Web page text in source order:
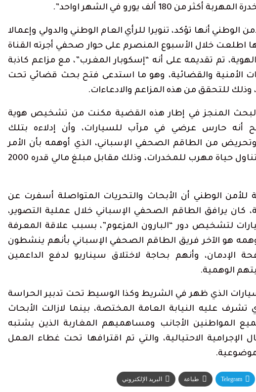
180 ألف يورو في الشهر اواحد”.
الوطني أنها تؤكد، تنويرا للرأي العام الوطني والدولي وإعمالا
اطلعت خلال الأسبوع المنصرم على حوار صحفي أجرته القناة
تم تقديمه على أنه “إسكوبار المغرب”، مع مزاعم كاذبة
الأمنية والقضائية، وهو ما استدعى فتح بحث قضائي تحت
وذلك للتحقق من هذه المزاعم والادعاءات.
البحث المنجز في إطار هذه القضية مكنت من تشخيص هوية
أنه حارس عرضي في مرآب للسيارات، وأن إدلاءه بتلك
وتحريض من الطاقم الصحفي الإسباني، الذي أوهمه بأن الأمر
يتعلق بتصوير فيلم سينمائي يتناول حياة مهرب للمخدرات، وذلك مقابل مبلغ مالي قدره 2000
للأمن الوطني أن الأبحاث والتحريات المتواصلة أسفرت عن
يرافق الطاقم الصحفي الإسباني خلال عملية التصوير،
لتشخيص دور “البارون المزعوم”، بسبب علاقة المعرفة
هو الآخر فريق الطاقم الصحفي الإسباني بأنهم ينشطون
الإدمان، وأنهم بحاجة لاختلاق سيناريو لدفع الداعمين
الوهمية.
الذي ظهر في الشريط وكذا الوسيط تحت تدبير الحراسة
عليه النيابة العامة المختصة، بينما لازالت الأبحاث
المواطنين الأجانب ومساهميهم المغاربة الذين يشتبه
الاحتيالية، والتي تم اقترافها تحت غطاء العمل
Telegram طباعة البريد الإلكتروني